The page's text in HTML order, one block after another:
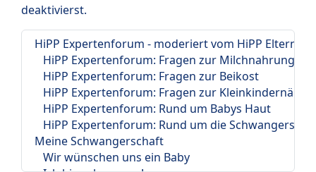
deaktivierst.